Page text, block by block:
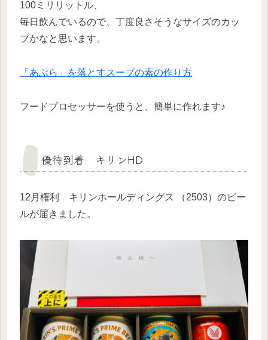
100ミリリットル、
毎日飲んでいるので、丁度良さそうなサイズのカッ
プかなと思います。
「あぶら」を落とすスープの素の作り方
フードプロセッサーを使うと、簡単に作れます♪
優待到着 キリンHD
12月権利 キリンホールディングス （2503）のビー
ルが届きました。